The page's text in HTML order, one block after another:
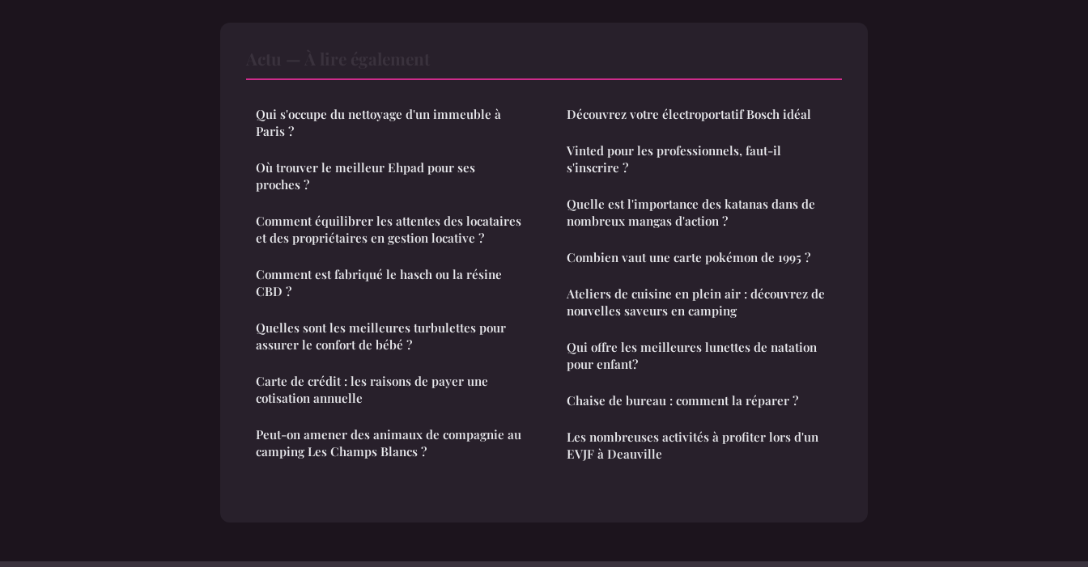
Qui s'occupe du nettoyage d'un immeuble à
Paris ?
Où trouver le meilleur Ehpad pour ses
proches ?
Comment équilibrer les attentes des locataires
et des propriétaires en gestion locative ?
Comment est fabriqué le hasch ou la résine
CBD ?
Quelles sont les meilleures turbulettes pour
assurer le confort de bébé ?
Carte de crédit : les raisons de payer une
cotisation annuelle
Peut-on amener des animaux de compagnie au
camping Les Champs Blancs ?
Découvrez votre électroportatif Bosch idéal
Vinted pour les professionnels, faut-il
s'inscrire ?
Quelle est l'importance des katanas dans de
nombreux mangas d'action ?
Combien vaut une carte pokémon de 1995 ?
Ateliers de cuisine en plein air : découvrez de
nouvelles saveurs en camping
Qui offre les meilleures lunettes de natation
pour enfant?
Chaise de bureau : comment la réparer ?
Les nombreuses activités à profiter lors d'un
EVJF à Deauville